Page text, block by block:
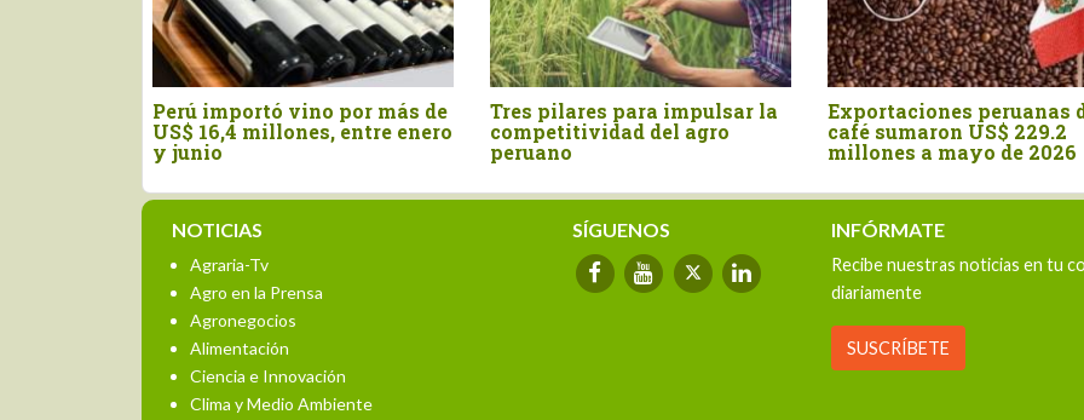
Perú importó vino por más de
US$ 16,4 millones, entre enero
y junio
Tres pilares para impulsar la
competitividad del agro
peruano
Exportaciones peruanas
café sumaron US$ 229.2
millones a mayo de 2026
NOTICIAS
Agraria-Tv
Agro en la Prensa
Agronegocios
Alimentación
Ciencia e Innovación
Clima y Medio Ambiente
SÍGUENOS INFÓRMATE
Recibe nuestras noticias en tu
diariamente
SUSCRÍBETE